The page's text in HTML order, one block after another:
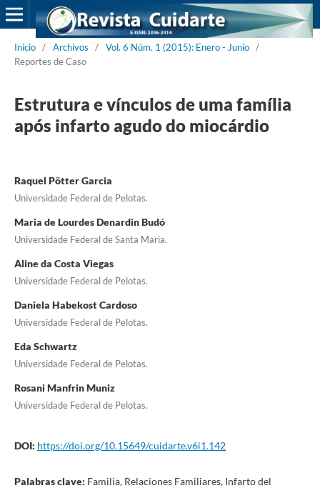
Inicio / Archivos / Vol. 6 Núm. 1 (2015): Enero - Junio /
Reportes de Caso
Estrutura e vínculos de uma família
após infarto agudo do miocárdio
Raquel Pötter Garcia
Universidade Federal de Pelotas.
Maria de Lourdes Denardin Budó
Universidade Federal de Santa Maria.
Aline da Costa Viegas
Universidade Federal de Pelotas.
Daniela Habekost Cardoso
Universidade Federal de Pelotas.
Eda Schwartz
Universidade Federal de Pelotas.
Rosani Manfrin Muniz
Universidade Federal de Pelotas.
DOI: https://doi.org/10.15649/cuidarte.v6i1.142
Palabras clave: Familia, Relaciones Familiares, Infarto del